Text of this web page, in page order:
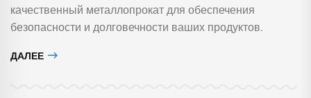
качественный металлопрокат для обеспечения
безопасности и долговечности ваших продуктов.
ДАЛЕЕ